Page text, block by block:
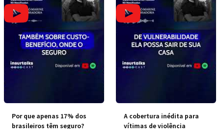
Por que apenas 17% dos
brasileiros têm seguro?
A cobertura inédita para
vítimas de violência